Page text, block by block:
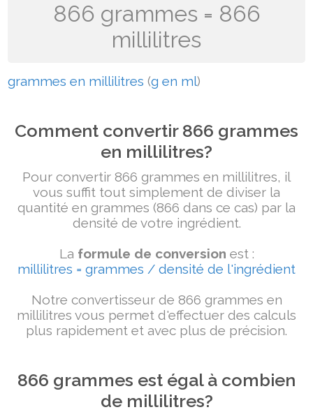
866 grammes = 866
millilitres
grammes en millilitres (g en ml)
Comment convertir 866 grammes
en millilitres?
Pour convertir 866 grammes en millilitres, il
vous suffit tout simplement de diviser la
quantité en grammes (866 dans ce cas) par la
densité de votre ingrédient.
La formule de conversion est :
millilitres = grammes / densité de l'ingrédient
Notre convertisseur de 866 grammes en
millilitres vous permet d'effectuer des calculs
plus rapidement et avec plus de précision.
866 grammes est égal à combien
de millilitres?